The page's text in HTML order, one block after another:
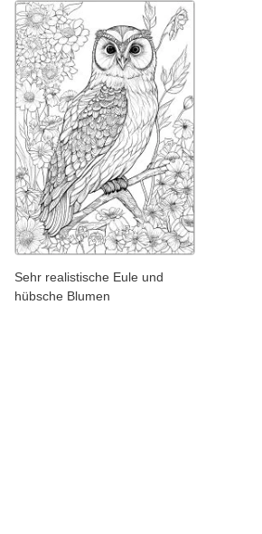
Sehr realistische Eule und
hübsche Blumen